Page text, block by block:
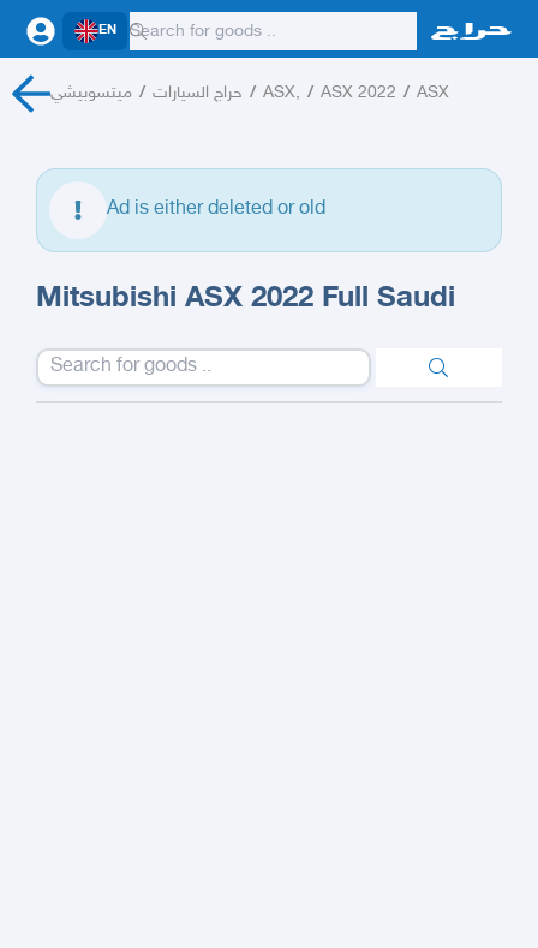
EN
ميتسوبيشي / حراج السيارات / ASX, / ASX 2022 / ASX
Ad is either deleted or old
Mitsubishi ASX 2022 Full Saudi